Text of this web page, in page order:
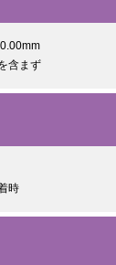
含まず
時